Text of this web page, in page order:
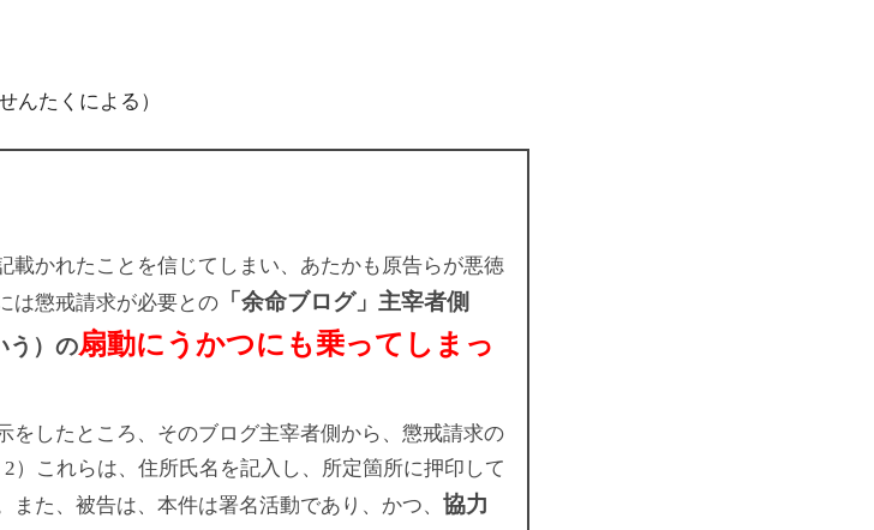
んたくによる）
載かれたことを信じてしまい、あたかも原告らが悪徳
は懲戒請求が必要との 「余命ブログ」主宰者側
う）の扇動にうかつにも乗ってしまっ
をしたところ、そのブログ主宰者側から、懲戒請求の
）これらは、住所氏名を記入し、所定箇所に押印して
た、被告は、本件は署名活動であり、かつ、 協力